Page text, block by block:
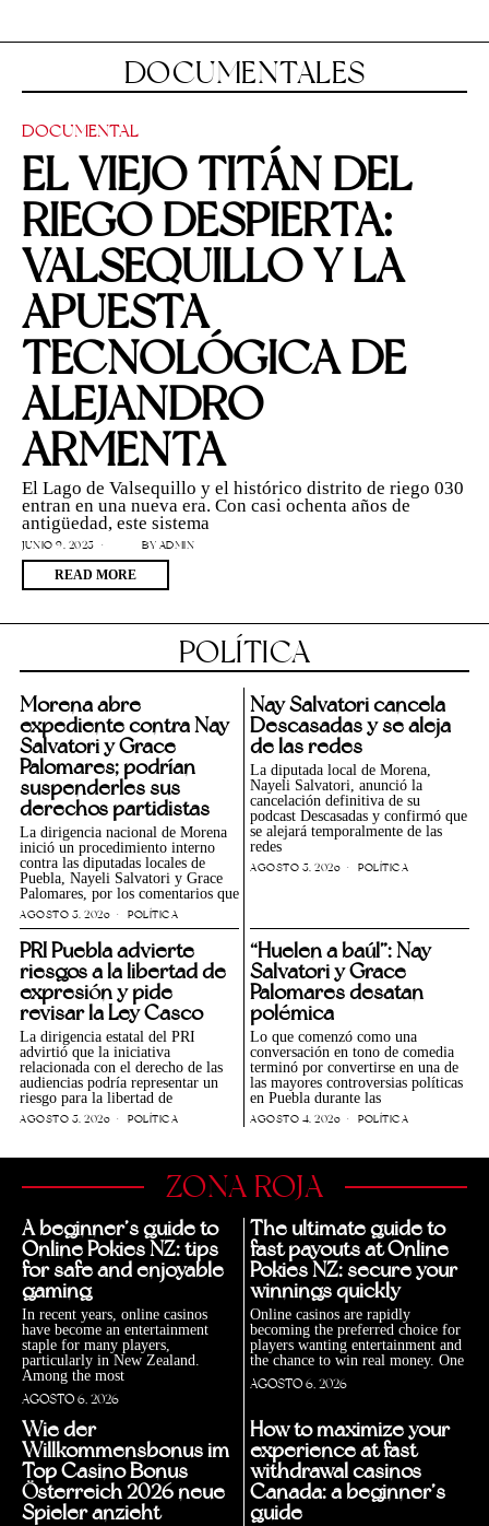
DOCUMENTALES
DOCUMENTAL
EL VIEJO TITÁN DEL
RIEGO DESPIERTA:
VALSEQUILLO Y LA
APUESTA
TECNOLÓGICA DE
ALEJANDRO
ARMENTA
El Lago de Valsequillo y el histórico distrito de riego 030
entran en una nueva era. Con casi ochenta años de
antigüedad, este sistema
JUNIO 9, 2025 BY ADMIN
READ MORE
POLÍTICA
Morena abre
expediente contra Nay
Salvatori y Grace
Palomares; podrían
suspenderles sus
derechos partidistas
La dirigencia nacional de Morena
inició un procedimiento interno
contra las diputadas locales de
Puebla, Nayeli Salvatori y Grace
Palomares, por los comentarios que
AGOSTO 5, 2026 POLÍTICA
Nay Salvatori cancela
Descasadas y se aleja
de las redes
La diputada local de Morena,
Nayeli Salvatori, anunció la
cancelación definitiva de su
podcast Descasadas y confirmó que
se alejará temporalmente de las
redes
AGOSTO 5, 2026 POLÍTICA
PRI Puebla advierte
riesgos a la libertad de
expresión y pide
revisar la Ley Casco
La dirigencia estatal del PRI
advirtió que la iniciativa
relacionada con el derecho de las
audiencias podría representar un
riesgo para la libertad de
AGOSTO 5, 2026 POLÍTICA
“Huelen a baúl”: Nay
Salvatori y Grace
Palomares desatan
polémica
Lo que comenzó como una
conversación en tono de comedia
terminó por convertirse en una de
las mayores controversias políticas
en Puebla durante las
AGOSTO 4, 2026 POLÍTICA
ZONA ROJA
A beginner’s guide to
Online Pokies NZ: tips
for safe and enjoyable
gaming
In recent years, online casinos
have become an entertainment
staple for many players,
particularly in New Zealand.
Among the most
AGOSTO 6, 2026
The ultimate guide to
fast payouts at Online
Pokies NZ: secure your
winnings quickly
Online casinos are rapidly
becoming the preferred choice for
players wanting entertainment and
the chance to win real money. One
AGOSTO 6, 2026
Wie der
Willkommensbonus im
Top Casino Bonus
Österreich 2026 neue
Spieler anzieht
How to maximize your
experience at fast
withdrawal casinos
Canada: a beginner’s
guide